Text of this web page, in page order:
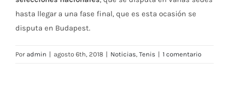
hasta llegar a una fase final, que es esta ocasión se
disputa en Budapest.
Por admin | agosto 6th, 2018 | Noticias, Tenis | 1 comentario